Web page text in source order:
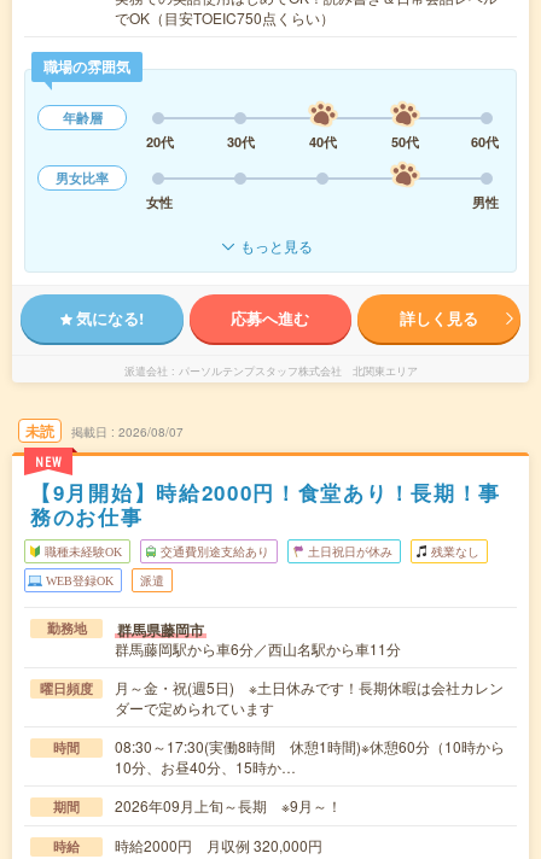
でOK（目安TOEIC750点くらい）
職場の雰囲気
年齢層
20代
30代 40代 50代
60代
男女比率
女性
男性
もっと見る
気になる! 応募へ進む 詳しく見る
派遣会社 パーソルテンプスタッフ株式会社 北関東エリア
未読
NEW
掲載日 2026/08/07
【9月開始】時給2000円！食堂あり！長期！事
務のお仕事
職種未経験OK 交通費別途支給あり 土日祝日が休み 残業なし
WEB登録OK 派遣
勤務地 群馬県藤岡市
群馬藤岡駅から車6分／西山名駅から車11分
曜日頻度
月～金・祝(週5日) ※土日休みです！長期休暇は会社カレン
ダーで定められています
時間
08:30～17:30(実働8時間 休憩1時間)※休憩60分（10時から
10分、お昼40分、15時か…
期間 2026年09月上旬～長期 ※9月～！
時給 時給2000円 月収例 320,000円